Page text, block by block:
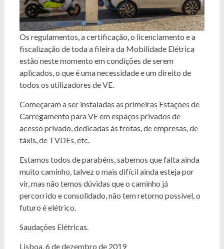
Os regulamentos, a certificação, o licenciamento e a
fiscalização de toda a fileira da Mobilidade Elétrica
estão neste momento em condições de serem
aplicados, o que é uma necessidade e um direito de
todos os utilizadores de VE.
Começaram a ser instaladas as primeiras Estações de
Carregamento para VE em espaços privados de
acesso privado, dedicadas às frotas, de empresas, de
táxis, de TVDEs, etc.
Estamos todos de parabéns, sabemos que falta ainda
muito caminho, talvez o mais difícil ainda esteja por
vir, mas não temos dúvidas que o caminho já
percorrido e consolidado, não tem retorno possível, o
futuro é elétrico.
Saudações Elétricas.
Lisboa, 6 de dezembro de 2019